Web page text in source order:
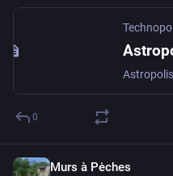
Technopol
0
Murs à Pėches